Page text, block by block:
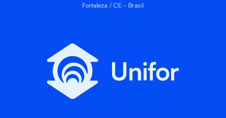
Fortaleza / CE - Brasil